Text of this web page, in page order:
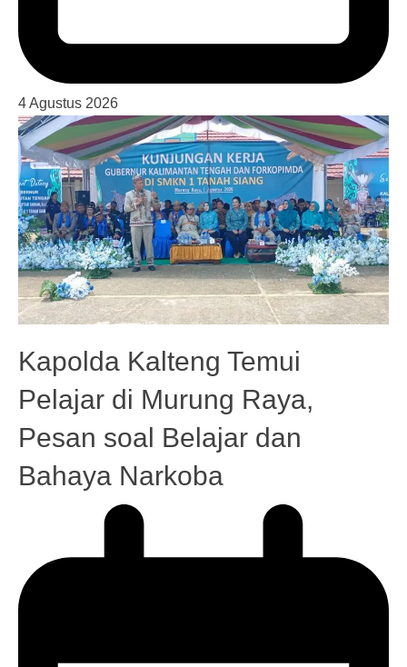
4 Agustus 2026
Kapolda Kalteng Temui
Pelajar di Murung Raya,
Pesan soal Belajar dan
Bahaya Narkoba